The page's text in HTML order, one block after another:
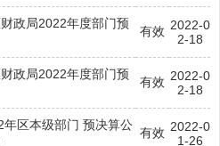
政局2022年度部门预
有效 2022-0
2-18
政局2022年度部门预
有效 2022-0
2-18
年区本级部门 预决算公
有效 2022-0
1-26